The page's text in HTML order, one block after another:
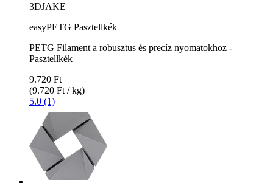
3DJAKE
easyPETG Pasztellkék
PETG Filament a robusztus és precíz nyomatokhoz -
Pasztellkék
9.720 Ft
(9.720 Ft / kg)
5.0 (1)